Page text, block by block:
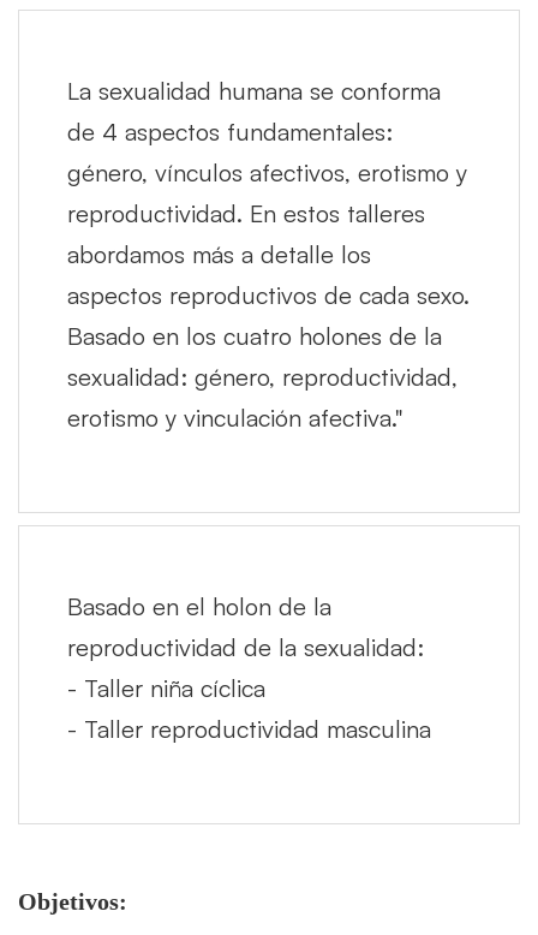
La sexualidad humana se conforma
de 4 aspectos fundamentales:
género, vínculos afectivos, erotismo y
reproductividad. En estos talleres
abordamos más a detalle los
aspectos reproductivos de cada sexo.
Basado en los cuatro holones de la
sexualidad: género, reproductividad,
erotismo y vinculación afectiva."
Basado en el holon de la
reproductividad de la sexualidad:
- Taller niña cíclica
- Taller reproductividad masculina
Objetivos: